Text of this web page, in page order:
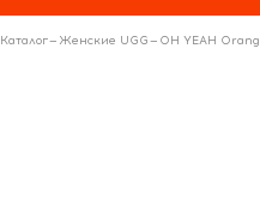
Каталог— Женские UGG— OH YEAH